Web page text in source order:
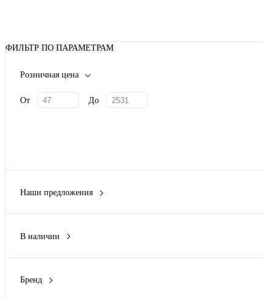
ФИЛЬТР ПО ПАРАМЕТРАМ
Розничная цена
От До
Наши предложения
В наличии
Бренд